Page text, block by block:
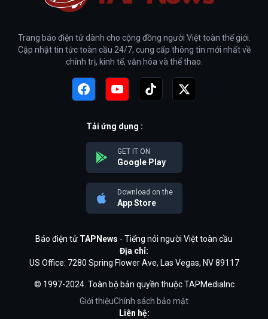
Trang báo điện tử dành cho cộng đồng người Việt toàn thế giới.
Cập nhật tin tức toàn cầu 24/7, cung cấp thông tin mới nhất về
chính trị, kinh tế, văn hóa và thể thao.
Tải ứng dụng :
GET IT ON
Google Play
Download on the
App Store
Báo điện tử TAPNews - Tiếng nói người Việt toàn cầu
Địa chỉ:
US Office: 7280 Spring Flower Ave, Las Vegas, NV 89117
© 1997-2024. Toàn bộ bản quyền thuộc TAPMediaInc
Giới thiệuChính sách bảo mật
Liên hệ: